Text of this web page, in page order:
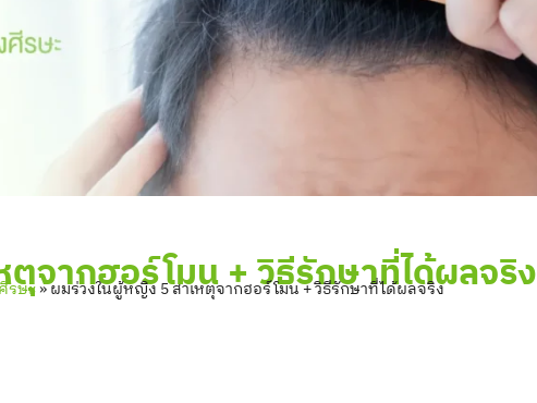
จากฮอร์โมน + วิธีรักษาที่ได้ผลจริง
รษะ»ผมร่วงในผู้หญิง 5 สาเหตุจากฮอร์โมน + วิธีรักษาที่ได้ผลจริง